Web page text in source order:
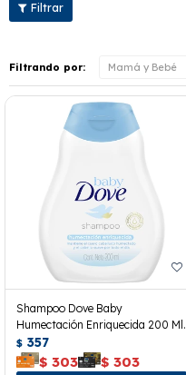
Filtrando por: Mamá y Bebé
Shampoo Dove Baby
Humectación Enriquecida 200 Ml.
$ 357
$ 303 $ 303